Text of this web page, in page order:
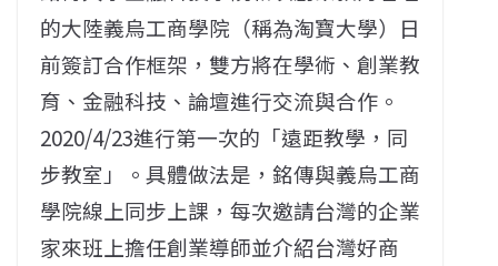
的大陸義烏工商學院（稱為淘寶大學）日
前簽訂合作框架，雙方將在學術、創業教
育、金融科技、論壇進行交流與合作。
2020/4/23進行第一次的「遠距教學，同
步教室」。具體做法是，銘傳與義烏工商
學院線上同步上課，每次邀請台灣的企業
家來班上擔任創業導師並介紹台灣好商